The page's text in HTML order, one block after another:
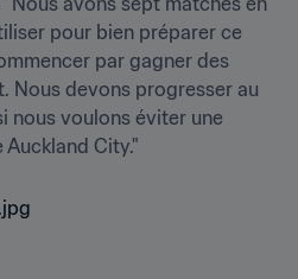
pour bien préparer ce
par gagner des
Nous devons progresser au
nous voulons éviter une
City."